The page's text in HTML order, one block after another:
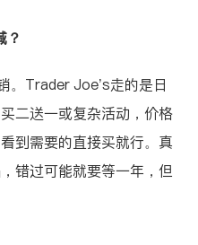
？
。Trader Joe’s走的是日
二送一或复杂活动，价格
到需要的直接买就行。真
错过可能就要等一年，但